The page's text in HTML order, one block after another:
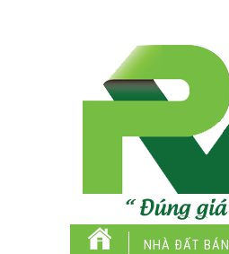
NHÀ ĐẤT BÁN